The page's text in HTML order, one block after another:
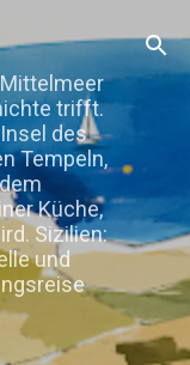
trifft.
des
Tempeln,
Küche,
Sizilien:
und